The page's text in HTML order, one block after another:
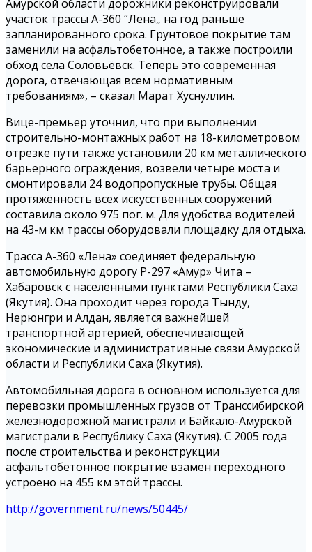
Амурской области дорожники реконструировали
участок трассы А-360 “Лена„ на год раньше
запланированного срока. Грунтовое покрытие там
заменили на асфальтобетонное, а также построили
обход села Соловьёвск. Теперь это современная
дорога, отвечающая всем нормативным
требованиям», – сказал Марат Хуснуллин.
Вице-премьер уточнил, что при выполнении
строительно-монтажных работ на 18-километровом
отрезке пути также установили 20 км металлического
барьерного ограждения, возвели четыре моста и
смонтировали 24 водопропускные трубы. Общая
протяжённость всех искусственных сооружений
составила около 975 пог. м. Для удобства водителей
на 43-м км трассы оборудовали площадку для отдыха.
Трасса А-360 «Лена» соединяет федеральную
автомобильную дорогу Р-297 «Амур» Чита –
Хабаровск с населёнными пунктами Республики Саха
(Якутия). Она проходит через города Тынду,
Нерюнгри и Алдан, является важнейшей
транспортной артерией, обеспечивающей
экономические и административные связи Амурской
области и Республики Саха (Якутия).
Автомобильная дорога в основном используется для
перевозки промышленных грузов от Транссибирской
железнодорожной магистрали и Байкало-Амурской
магистрали в Республику Саха (Якутия). С 2005 года
после строительства и реконструкции
асфальтобетонное покрытие взамен переходного
устроено на 455 км этой трассы.
http://government.ru/news/50445/